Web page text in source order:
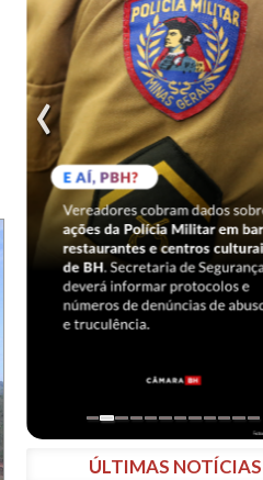
ÚLTIMAS NOTÍCIAS